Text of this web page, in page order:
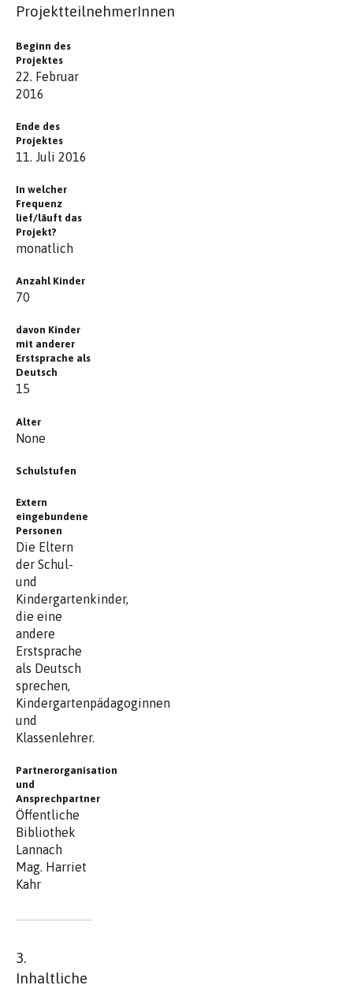
ProjektteilnehmerInnen
Beginn des
Projektes
22. Februar
2016
Ende des
Projektes
11. Juli 2016
In welcher
Frequenz
lief/läuft das
Projekt?
monatlich
Anzahl Kinder
70
davon Kinder
mit anderer
Erstsprache als
Deutsch
15
Alter
None
Schulstufen
Extern
eingebundene
Personen
Die Eltern
der Schul-
und
Kindergartenkinder,
die eine
andere
Erstsprache
als Deutsch
sprechen,
Kindergartenpädagoginnen
und
Klassenlehrer.
Partnerorganisation
und
Ansprechpartner
Öffentliche
Bibliothek
Lannach
Mag. Harriet
Kahr
3.
Inhaltliche